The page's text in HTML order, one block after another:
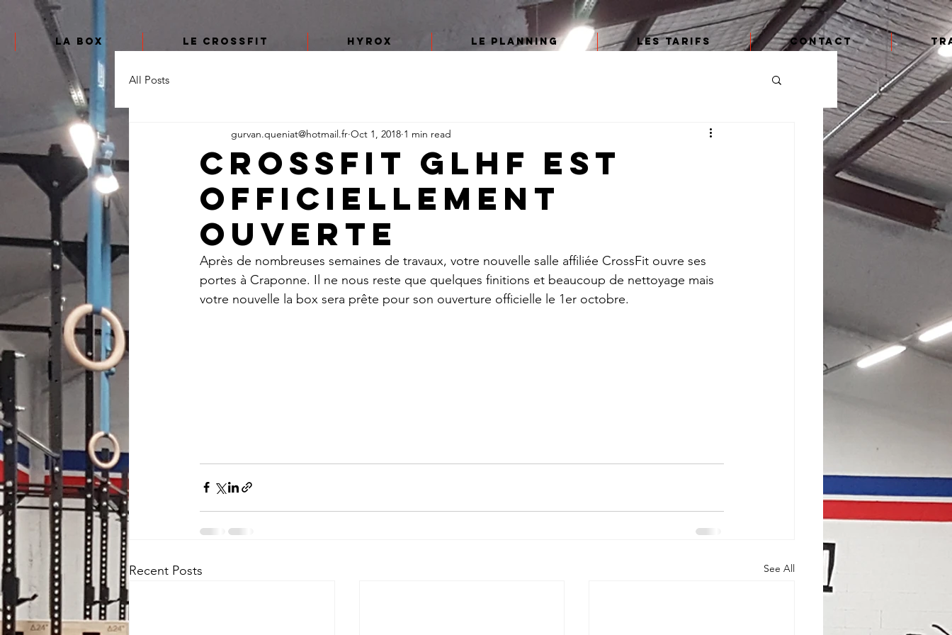
La box Le CrossFit HYROX Le planning Les tarifs Contact
All Posts
Crossfit GLHF est
officiellement
ouverte
gurvan.queniat@hotmail.fr Oct 1, 2018 1 min read
Après de nombreuses semaines de travaux, votre nouvelle salle affiliée CrossFit ouvre ses
portes à Craponne. Il ne nous reste que quelques finitions et beaucoup de nettoyage mais
votre nouvelle la box sera prête pour son ouverture officielle le 1er octobre.
Recent Posts See All